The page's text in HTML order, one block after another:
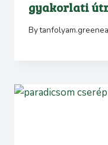
gyakorlati
Bytanfolyam.greenea